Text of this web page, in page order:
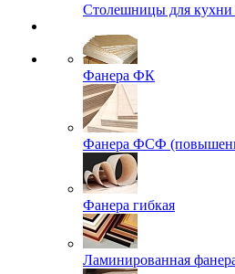
Столешницы для
Фанера ФК
Фанера ФСФ
Фанера гибкая
Ламинированная